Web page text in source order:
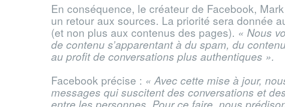
En conséquence, le créateur de Facebook,
un retour aux sources. La priorité sera donnée
(et non plus aux contenus des pages). « Nous
de contenu s’apparentant à du spam, du
au profit de conversations plus authentiques ».
Facebook précise : « Avec cette mise à jour,
messages qui suscitent des conversations et
entre les personnes. Pour ce faire, nous